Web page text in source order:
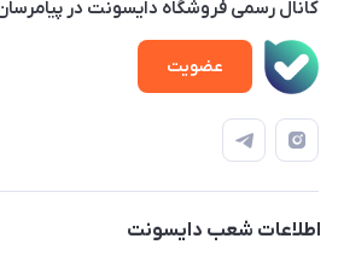
پلاک 23 – طبقه 3
ویدئو‌های آموزشی
دفترچه راهنمای محصولات
درباره ما
تماس با ما
حساب کاربری
قوانین و مقررات
کانال رسمی فروشگاه دایسونت در
عضویت
اطلاعات شعب دایسونت